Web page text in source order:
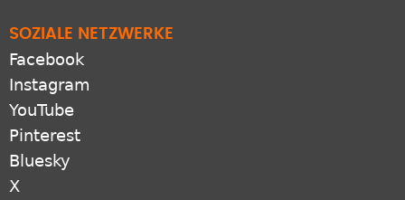
SOZIALE NETZWERKE
Facebook
Instagram
YouTube
Pinterest
Bluesky
X